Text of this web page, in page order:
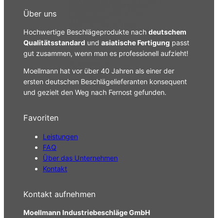
Netzwerk. Ihnen wird in
aller Regel kurzfristig
und unaufwendig
geholfen.
mitteilen, den Sie zu
erzielen wünschen. Wenn
wir diesen möglich.
Industriekunden zur
Verfügung. Uns ist
wichtig, dass Sie in
unsere Arbeit Vertrauen
bekommen.
Über uns
Hochwertige Beschlägeprodukte nach deutschem
Qualitätsstandard und asiatische Fertigung passt
gut zusammen, wenn man es professionell aufzieht!
Moellmann hat vor über 40 Jahren als einer der
ersten deutschen Beschlägelieferanten konsequent
und gezielt den Weg nach Fernost gefunden.
Favoriten
Leistungen
FAQ
Über das Unternehmen
Kontakt
Kontakt aufnehmen
Moellmann Industriebeschläge GmbH